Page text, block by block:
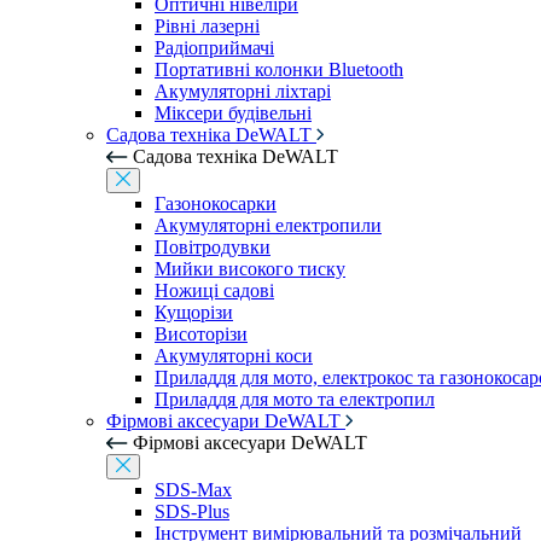
Оптичні нівеліри
Рівні лазерні
Радіоприймачі
Портативні колонки Bluetooth
Акумуляторні ліхтарі
Міксери будівельні
Садова техніка DeWALT
Садова техніка DeWALT
Газонокосарки
Акумуляторні електропили
Повітродувки
Мийки високого тиску
Ножиці садові
Кущорізи
Висоторізи
Акумуляторні коси
Приладдя для мото, електрокос та
Приладдя для мото та електропил
Фірмові аксесуари DeWALT
Фірмові аксесуари DeWALT
SDS-Max
SDS-Plus
Інструмент вимірювальний та розмічальний